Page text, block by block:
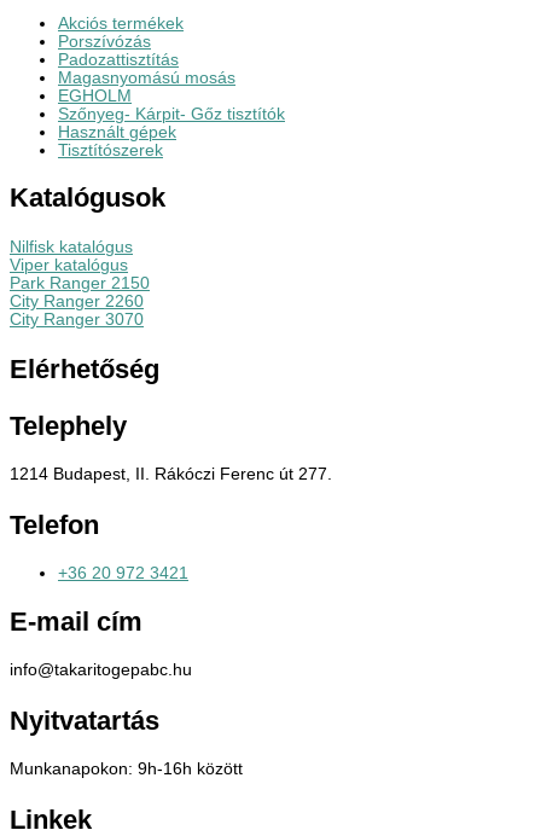
Akciós termékek
Porszívózás
Padozattisztítás
Magasnyomású mosás
EGHOLM
Szőnyeg- Kárpit- Gőz tisztítók
Használt gépek
Tisztítószerek
Katalógusok
Nilfisk katalógus
Viper katalógus
Park Ranger 2150
City Ranger 2260
City Ranger 3070
Elérhetőség
Telephely
1214 Budapest, II. Rákóczi Ferenc út 277.
Telefon
+36 20 972 3421
E-mail cím
info@takaritogepabc.hu
Nyitvatartás
Munkanapokon: 9h-16h között
Linkek